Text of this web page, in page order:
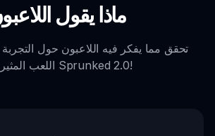
ماذا يقول
تحقق مما يفكر فيه اللاعبون حول
اللعب المثير في Sprunked 2.0!